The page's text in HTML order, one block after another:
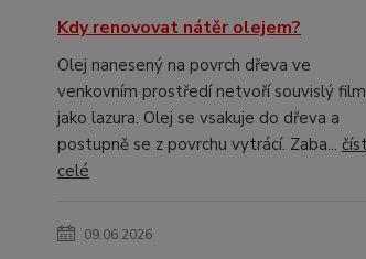
Kdy renovovat nátěr olejem?
Olej nanesený na povrch dřeva ve
venkovním prostředí netvoří souvislý film
jako lazura. Olej se vsakuje do dřeva a
postupně se z povrchu vytrácí. Zaba... číst
celé
09.06.2026